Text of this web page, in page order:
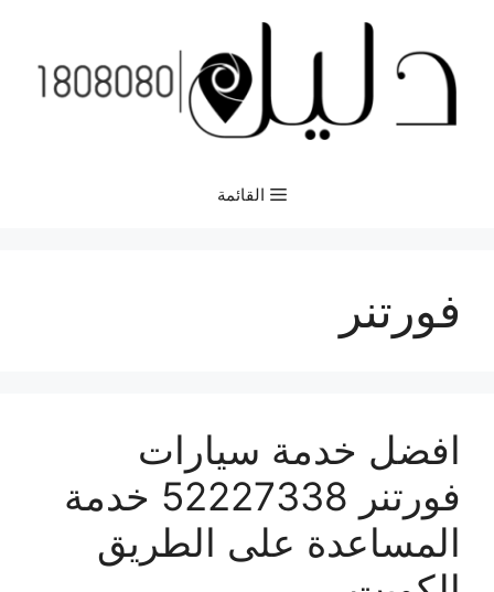
المحتوى
القائمة
فورتنر
افضل خدمة سيارات
فورتنر 52227338 خدمة
المساعدة على الطريق